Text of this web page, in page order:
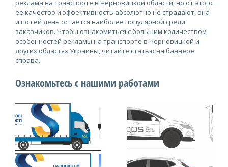
реклама на транспорте в Черновицкой области, но от этого
ее качество и эффективность абсолютно не страдают, она
и по сей день остается наиболее популярной среди
заказчиков. Чтобы ознакомиться с большим количеством
особенностей рекламы на транспорте в Черновицкой и
других областях Украины, читайте статью на баннере
справа.
Ознакомьтесь с нашими работами